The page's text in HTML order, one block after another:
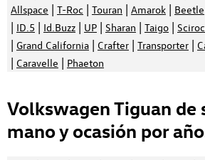
Allspace | T-Roc | Touran | Amarok | Beetle
| ID.5 | Id.Buzz | UP | Sharan | Taigo |
| Grand California | Crafter | Transporter |
| Caravelle | Phaeton
Volkswagen Tiguan de
mano y ocasión por